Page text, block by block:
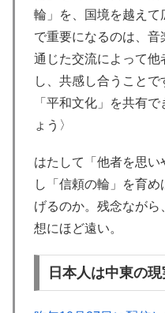
輪」を、国境を越えて
で重要になるのは、
通じた交流によって
し、共感し合うこと
「平和文化」を共有
ょう〉
はたして「他者を思
し「信頼の輪」を育
げるのか。残念なが
想にほど遠い。
日本人は中東の